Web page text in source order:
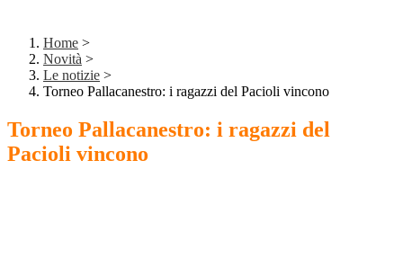
Home >
Novità >
Le notizie >
Torneo Pallacanestro: i ragazzi del Pacioli vincono
Torneo Pallacanestro: i ragazzi del
Pacioli vincono